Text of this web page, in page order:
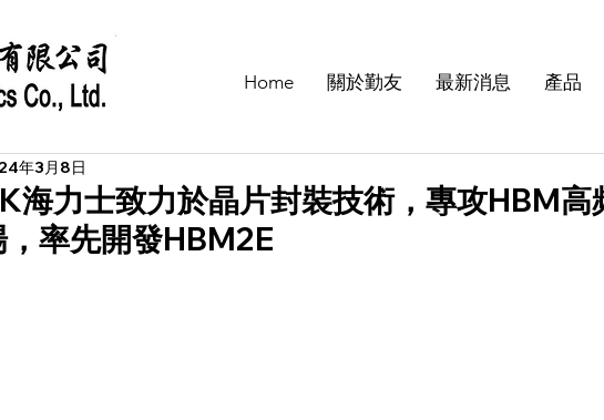
Home 關於勤友 最新消息 產品
海力士致力於晶片封裝技術，專攻HBM高
，率先開發HBM2E
年3月8日